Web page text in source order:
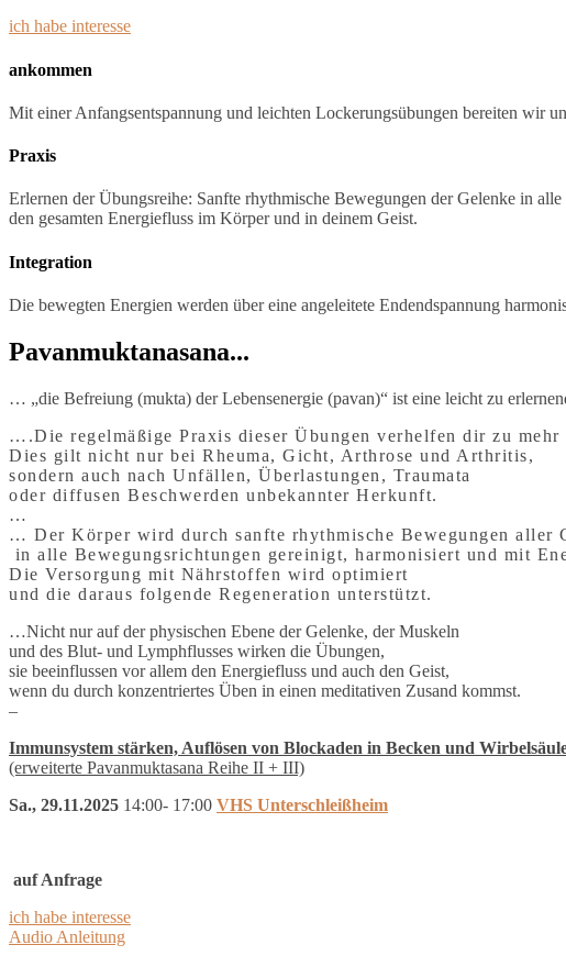
ich habe interesse
ankommen
Mit einer Anfangsentspannung und leichten Lockerungsübungen bereiten wir
Praxis
Erlernen der Übungsreihe: Sanfte rhythmische Bewegungen der Gelenke in
den gesamten Energiefluss im Körper und in deinem Geist.
Integration
Die bewegten Energien werden über eine angeleitete Endendspannung
Pavanmuktanasana...
… „die Befreiung (mukta) der Lebensenergie (pavan)“ ist eine leicht zu
….Die regelmäßige Praxis dieser Übungen verhelfen dir zu
Dies gilt nicht nur bei Rheuma, Gicht, Arthrose und Arthritis,
sondern auch nach Unfällen, Überlastungen, Traumata
oder diffusen Beschwerden unbekannter Herkunft.
…
… Der Körper wird durch sanfte rhythmische Bewegungen aller
in alle Bewegungsrichtungen gereinigt, harmonisiert und mit
Die Versorgung mit Nährstoffen wird optimiert
und die daraus folgende Regeneration unterstützt.
…Nicht nur auf der physischen Ebene der Gelenke, der Muskeln
und des Blut- und Lymphflusses wirken die Übungen,
sie beeinflussen vor allem den Energiefluss und auch den Geist,
wenn du durch konzentriertes Üben in einen meditativen Zusand kommst.
–
Immunsystem stärken, Auflösen von Blockaden in Becken und
(erweiterte Pavanmuktasana Reihe II + III)
Sa., 29.11.2025 14:00- 17:00 VHS Unterschleißheim
auf Anfrage
ich habe interesse
Audio Anleitung